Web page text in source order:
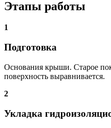
Этапы работы
1
Подготовка
Основания крыши. Старое
поверхность выравнивается.
2
Укладка